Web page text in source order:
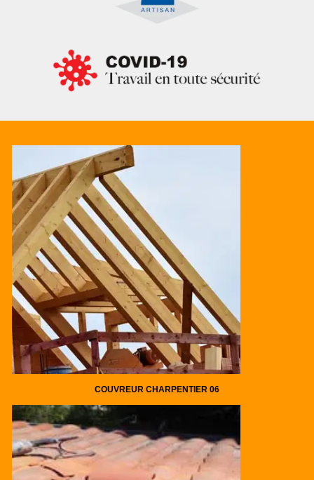
COUVREUR CHARPENTIER 06